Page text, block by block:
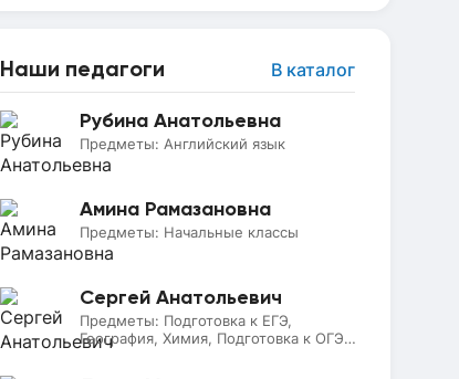
Наши педагоги В каталог
Рубина Анатольевна
Предметы: Английский язык
Амина Рамазановна
Предметы: Начальные классы
Сергей Анатольевич
Предметы: Подготовка к ЕГЭ,
География, Химия, Подготовка к ОГЭ,